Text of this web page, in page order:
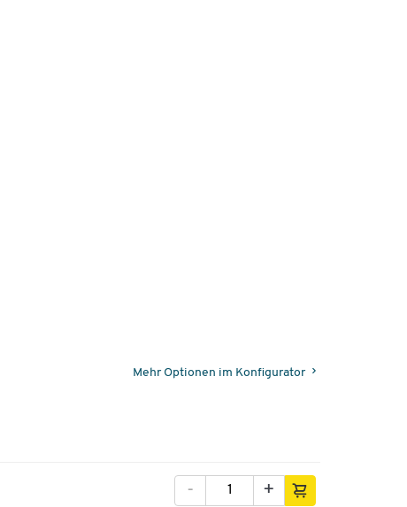
Mehr Optionen im Konfigurator
+
-